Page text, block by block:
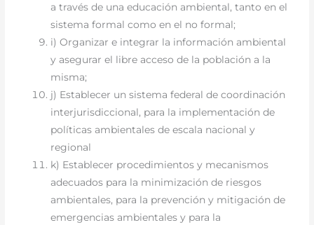
a través de una educación ambiental, tanto en el
sistema formal como en el no formal;
i) Organizar e integrar la información ambiental
y asegurar el libre acceso de la población a la
misma;
j) Establecer un sistema federal de coordinación
interjurisdiccional, para la implementación de
políticas ambientales de escala nacional y
regional
k) Establecer procedimientos y mecanismos
adecuados para la minimización de riesgos
ambientales, para la prevención y mitigación de
emergencias ambientales y para la